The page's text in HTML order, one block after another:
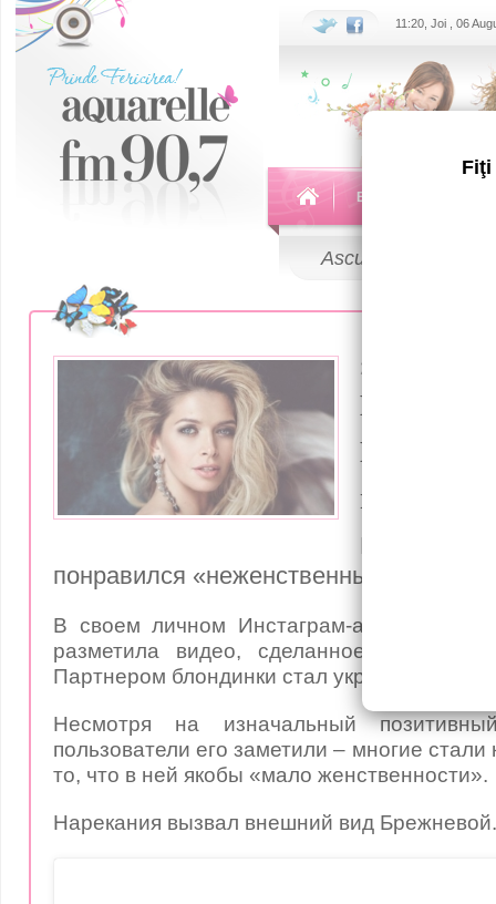
Fiţi
11:20, Joi , 06
Echipa
Ascultă
26 Iunie 2020
В Сети
вид на
понравился «неженственный» образ
В своем личном Инстаграм-аккаунте
разметила видео, сделанное во время
Партнером блондинки стал украинский
Несмотря на изначальный
пользователи его заметили – многие стали
то, что в ней якобы «мало женственности».
Нарекания вызвал внешний вид Брежневой.